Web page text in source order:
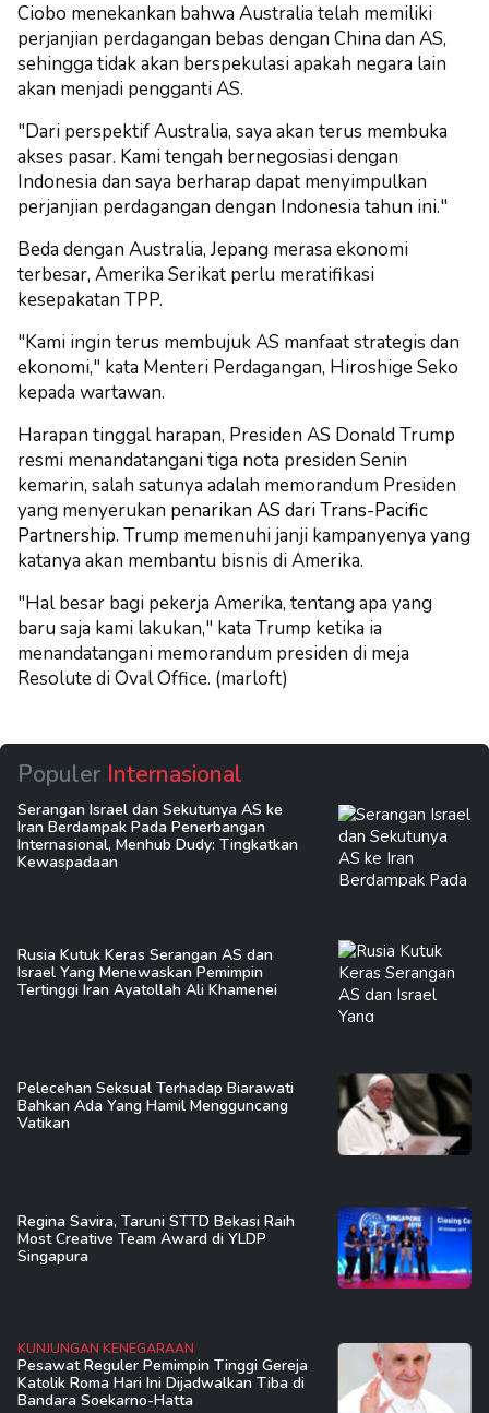
Ciobo menekankan bahwa Australia telah memiliki
perjanjian perdagangan bebas dengan China dan AS,
sehingga tidak akan berspekulasi apakah negara lain
akan menjadi pengganti AS.
"Dari perspektif Australia, saya akan terus membuka
akses pasar. Kami tengah bernegosiasi dengan
Indonesia dan saya berharap dapat menyimpulkan
perjanjian perdagangan dengan Indonesia tahun ini."
Beda dengan Australia, Jepang merasa ekonomi
terbesar, Amerika Serikat perlu meratifikasi
kesepakatan TPP.
"Kami ingin terus membujuk AS manfaat strategis dan
ekonomi," kata Menteri Perdagangan, Hiroshige Seko
kepada wartawan.
Harapan tinggal harapan, Presiden AS Donald Trump
resmi menandatangani tiga nota presiden Senin
kemarin, salah satunya adalah memorandum Presiden
yang menyerukan penarikan AS dari Trans-Pacific
Partnership. Trump memenuhi janji kampanyenya yang
katanya akan membantu bisnis di Amerika.
"Hal besar bagi pekerja Amerika, tentang apa yang
baru saja kami lakukan," kata Trump ketika ia
menandatangani memorandum presiden di meja
Resolute di Oval Office. (marloft)
Populer Internasional
Serangan Israel dan Sekutunya AS ke
Iran Berdampak Pada Penerbangan
Internasional, Menhub Dudy: Tingkatkan
Kewaspadaan
Rusia Kutuk Keras Serangan AS dan
Israel Yang Menewaskan Pemimpin
Tertinggi Iran Ayatollah Ali Khamenei
Pelecehan Seksual Terhadap Biarawati
Bahkan Ada Yang Hamil Mengguncang
Vatikan
Regina Savira, Taruni STTD Bekasi Raih
Most Creative Team Award di YLDP
Singapura
KUNJUNGAN KENEGARAAN
Pesawat Reguler Pemimpin Tinggi Gereja
Katolik Roma Hari Ini Dijadwalkan Tiba di
Bandara Soekarno-Hatta